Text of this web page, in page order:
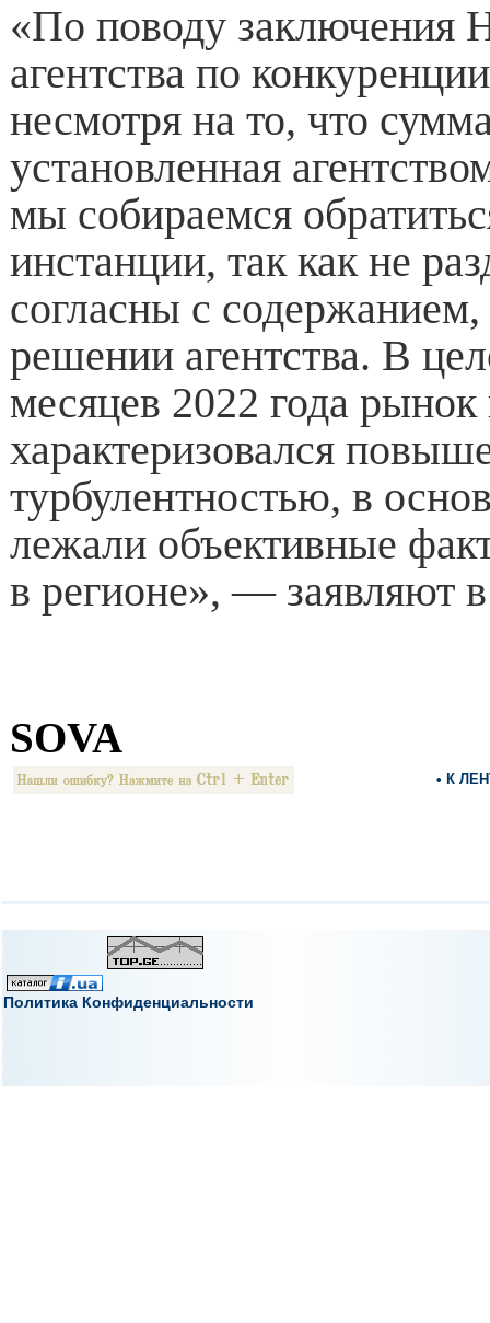
«По поводу заключения
агентства по
несмотря на то, что
установленная
мы собираемся
инстанции, так как не
согласны с
решении агентства. В
месяцев 2022 года
характеризовался
турбулентностью, в
лежали объективные
в регионе», — заявляют
SOVA
• К
Политика Конфиденциальности